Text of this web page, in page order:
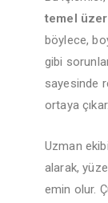
temel
böylece,
gibi
sayesinde
ortaya çıkar.
Uzman
alarak,
emin olur.